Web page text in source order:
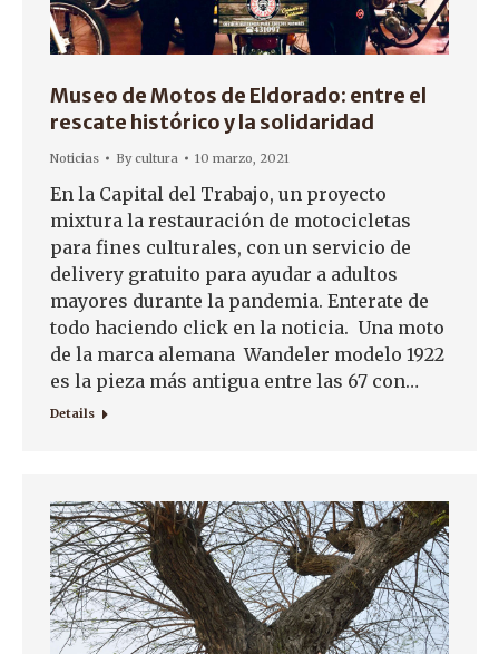
Museo de Motos de Eldorado: entre el
rescate histórico y la solidaridad
Noticias Bycultura 10 marzo, 2021
En la Capital del Trabajo, un proyecto
mixtura la restauración de motocicletas
para fines culturales, con un servicio de
delivery gratuito para ayudar a adultos
mayores durante la pandemia. Enterate de
todo haciendo click en la noticia. Una moto
de la marca alemana Wandeler modelo 1922
es la pieza más antigua entre las 67 con…
Details